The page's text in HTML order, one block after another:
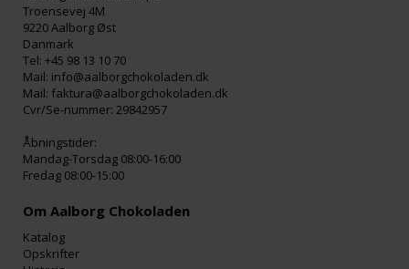
Troensevej 4M
9220 Aalborg Øst
Danmark
Tel: +45 98 13 10 70
Mail: info@aalborgchokoladen.dk
Mail: faktura@aalborgchokoladen.dk
Cvr/Se-nummer: 29842957
Åbningstider:
Mandag-Torsdag 08:00-16:00
Fredag 08:00-15:00
Om Aalborg Chokoladen
Katalog
Opskrifter